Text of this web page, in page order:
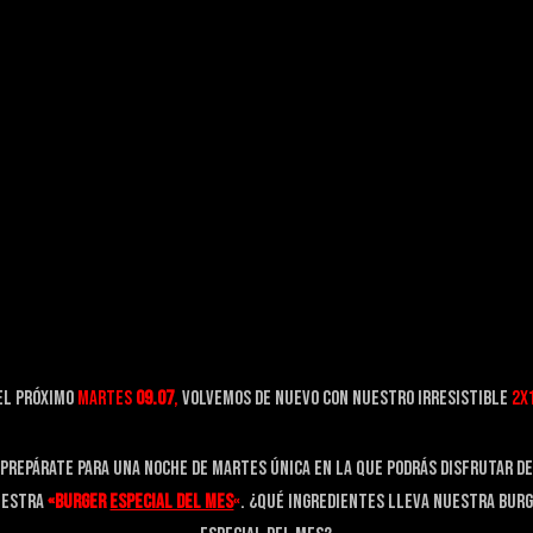
próximo martes 09.07, volvemos de nuevo con nuestrO irresistible 2X1
Prepárate para una noche de martes única en la que podrás disfrutar de
«burgerespecial del mes«. ¿Qué ingredientes lleva nuestra